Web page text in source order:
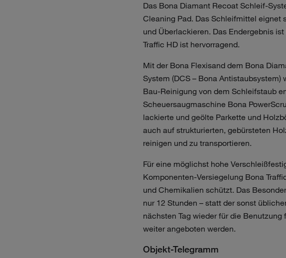
Das Bona Diamant Recoat Schleif-
Cleaning Pad. Das Schleifmittel eignet
und Überlackieren. Das Endergebnis
Traffic HD ist hervorragend.
Mit der Bona Flexisand dem Bona
System (DCS – Bona
Bau-Reinigung von dem Schleifstaub
Scheuersaugmaschine Bona
lackierte und geölte Parkette und
auch auf strukturierten, gebürsteten
reinigen und zu transportieren.
Für eine möglichst hohe
Komponenten-Versiegelung Bona
und Chemikalien schützt. Das
nur 12 Stunden – statt der sonst
nächsten Tag wieder für die
weiter angeboten werden.
Objekt-Telegramm